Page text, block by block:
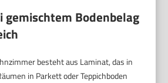
gemischtem Bodenbelag
besteht aus Laminat, das in
in Parkett oder Teppichboden